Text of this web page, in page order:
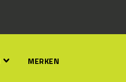
MERKEN